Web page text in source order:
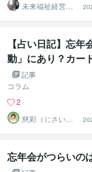
未来福祉経営株
式会社
【占い日記】忘
動」にあり？カー
記事
コラム
2
慈彩（じさい）
忘年会がつらいの